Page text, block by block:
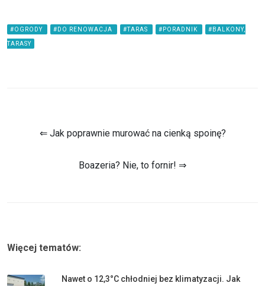
#OGRODY #DO RENOWACJA #TARAS #PORADNIK #BALKONY,
TARASY
⇐ Jak poprawnie murować na cienką spoinę?
Boazeria? Nie, to fornir! ⇒
Więcej tematów:
Nawet o 12,3°C chłodniej bez klimatyzacji. Jak